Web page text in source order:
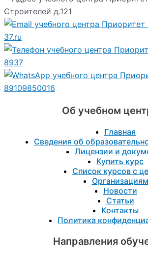
Строителей д.121
37.ru
8937
89109850016
Об учебном
Главная
Сведения об
Лицензии и
Купить курс
Список курсов с
Организациям
Новости
Статьи
Контакты
Политика
Направления